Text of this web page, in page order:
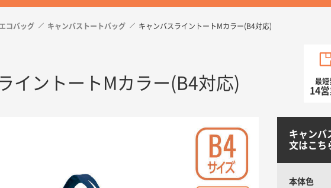
コバッグ キャンバストートバッグ キャンバスライントートMカラー(B4対応)
イントートMカラー(B4対応) 最短
14営
キャンバ
文はこち
本体色